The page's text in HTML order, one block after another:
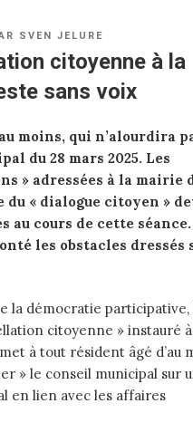
SVEN JELURE
citoyenne à la
sans voix
moins, qui n’alourdira
du 28 mars 2025. Les
» adressées à la mairie
du « dialogue citoyen »
au cours de cette séance.
les obstacles dressés
la démocratie participative,
citoyenne » instauré
à tout résident âgé d’au
» le conseil municipal sur
en lien avec les affaires